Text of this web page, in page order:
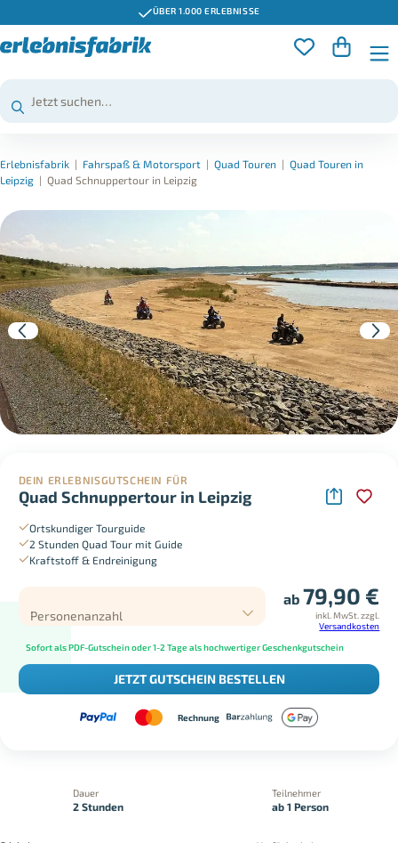
ÜBER 1.000 ERLEBNISSE
Erlebnisfabrik | Fahrspaß & Motorsport | Quad Touren | Quad Touren in
Leipzig | Quad Schnuppertour in Leipzig
DEIN ERLEBNISGUTSCHEIN FÜR
Quad Schnuppertour in Leipzig
Ortskundiger Tourguide
2 Stunden Quad Tour mit Guide
Kraftstoff & Endreinigung
Personenanzahl
ab 79,90 €
inkl. MwSt. zzgl.
Versandkosten
Sofort als PDF-Gutschein oder 1-2 Tage als hochwertiger Geschenkgutschein
JETZT GUTSCHEIN BESTELLEN
Rechnung
Dauer
2 Stunden
Teilnehmer
ab 1 Person